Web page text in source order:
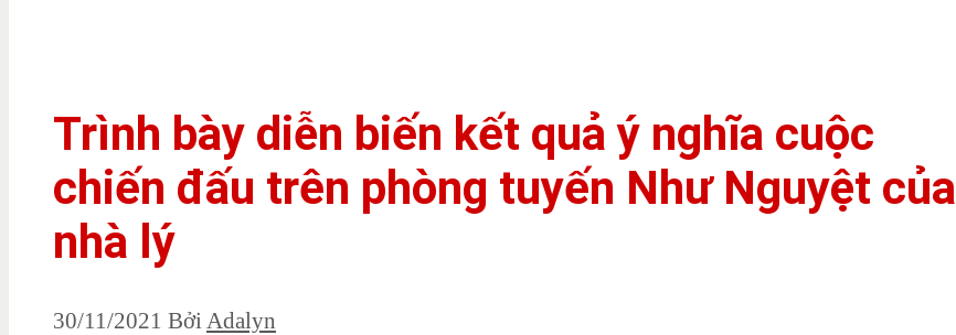
Trình bày diễn biến kết quả ý nghĩa cuộc
chiến đấu trên phòng tuyến Như Nguyệt của
nhà lý
30/11/2021 Bởi Adalyn